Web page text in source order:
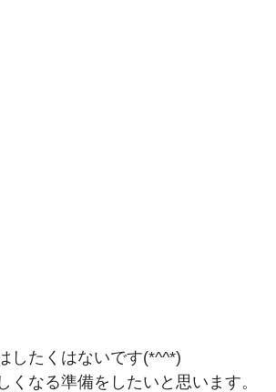
したくはないです(*^^*)
なる準備をしたいと思います。